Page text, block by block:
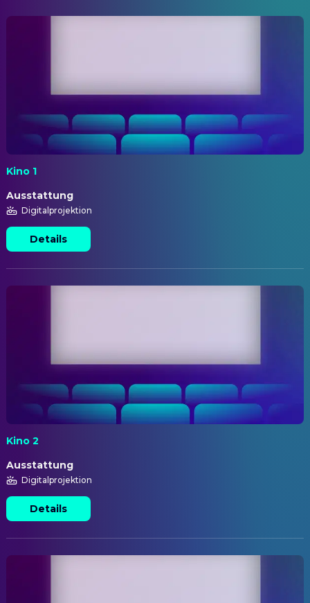
Kino 1
Ausstattung
Digitalprojektion
Details
Kino 2
Ausstattung
Digitalprojektion
Details